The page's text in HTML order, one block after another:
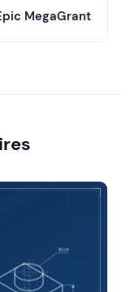
MegaGrant